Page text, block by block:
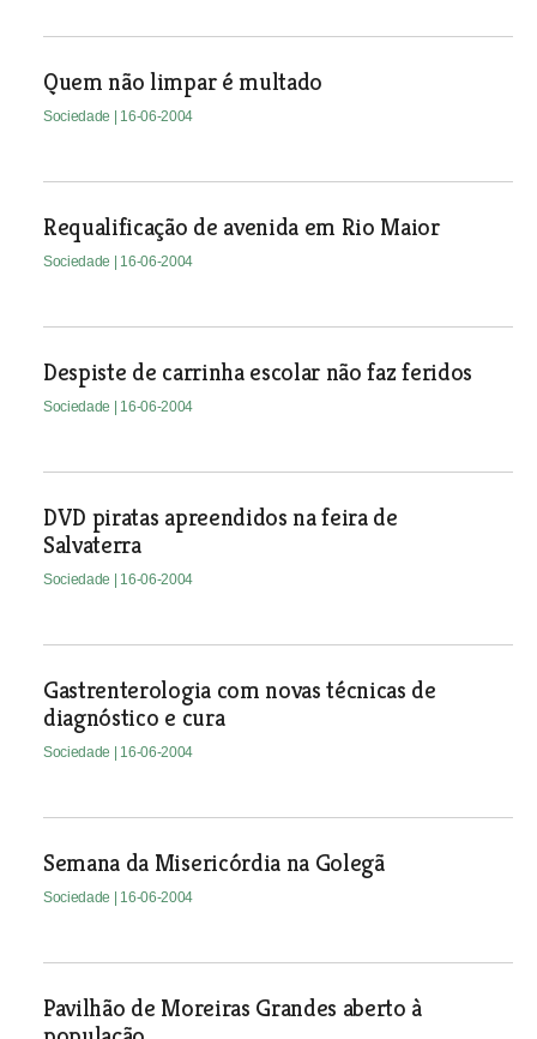
Quem não limpar é multado
Sociedade | 16-06-2004
Requalificação de avenida em Rio Maior
Sociedade | 16-06-2004
Despiste de carrinha escolar não faz feridos
Sociedade | 16-06-2004
DVD piratas apreendidos na feira de
Salvaterra
Sociedade | 16-06-2004
Gastrenterologia com novas técnicas de
diagnóstico e cura
Sociedade | 16-06-2004
Semana da Misericórdia na Golegã
Sociedade | 16-06-2004
Pavilhão de Moreiras Grandes aberto à